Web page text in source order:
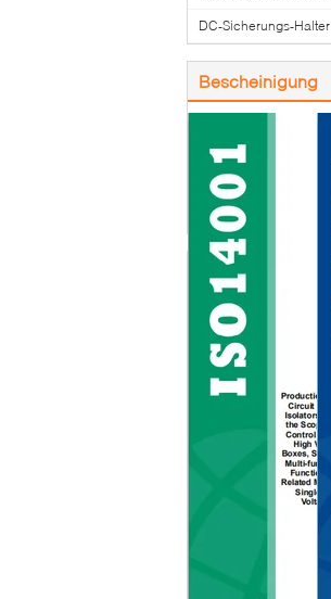
DC-Sicherungs-Halter
Bescheinigung